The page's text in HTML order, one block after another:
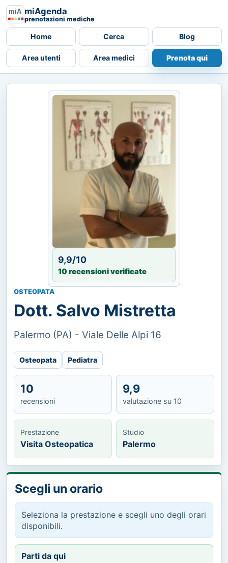
miAgenda
prenotazioni mediche
Home Cerca Blog
Area utenti Area medici Prenota qui
9,9/10
10 recensioni verificate
OSTEOPATA
Dott. Salvo Mistretta
Palermo (PA) - Viale Delle Alpi 16
Osteopata Pediatra
10
recensioni
9,9
valutazione su 10
Prestazione
Visita Osteopatica
Studio
Palermo
Scegli un orario
Seleziona la prestazione e scegli uno degli orari
disponibili.
Parti da qui